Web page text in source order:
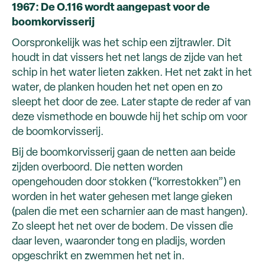
1967: De O.116 wordt aangepast voor de
boomkorvisserij
Oorspronkelijk was het schip een zijtrawler. Dit
houdt in dat vissers het net langs de zijde van het
schip in het water lieten zakken. Het net zakt in het
water, de planken houden het net open en zo
sleept het door de zee. Later stapte de reder af van
deze vismethode en bouwde hij het schip om voor
de boomkorvisserij.
Bij de boomkorvisserij gaan de netten aan beide
zijden overboord. Die netten worden
opengehouden door stokken (“korrestokken”) en
worden in het water gehesen met lange gieken
(palen die met een scharnier aan de mast hangen).
Zo sleept het net over de bodem. De vissen die
daar leven, waaronder tong en pladijs, worden
opgeschrikt en zwemmen het net in.